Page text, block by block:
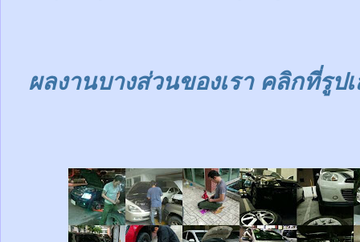
ผลงานบางส่วนของเรา คลิกที่รูป